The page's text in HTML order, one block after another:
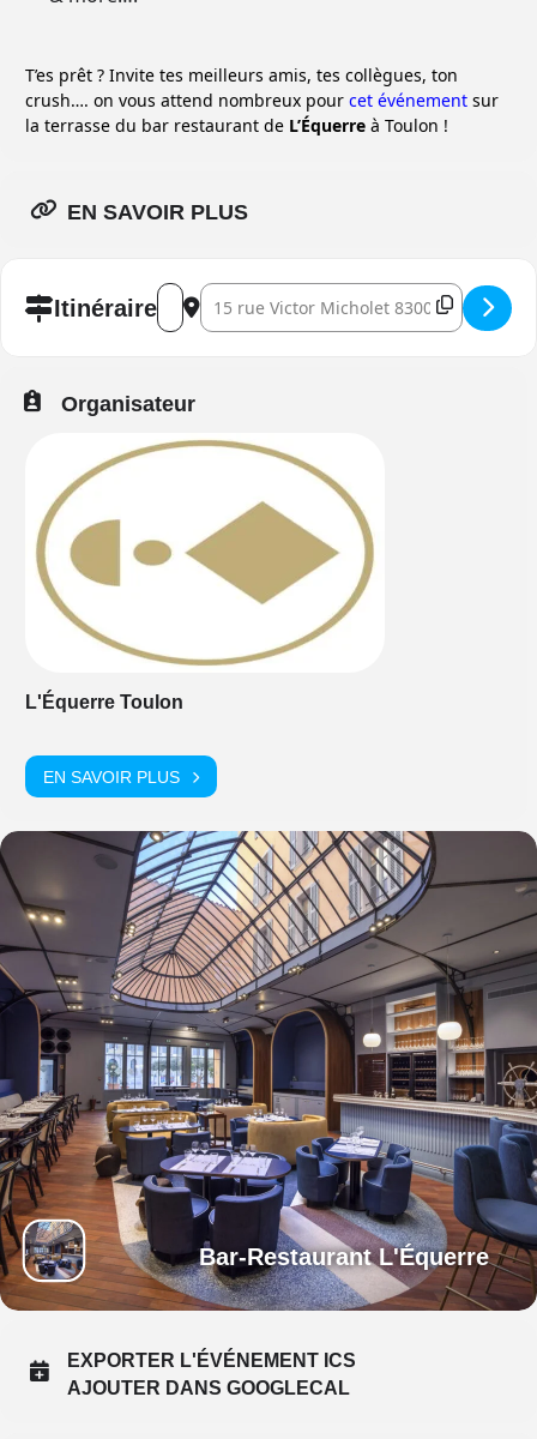
T’es prêt ? Invite tes meilleurs amis, tes collègues, ton
crush…. on vous attend nombreux pour cet événement sur
la terrasse du bar restaurant de L’Équerre à Toulon !
EN SAVOIR PLUS
ItinéraireAddress - L'OPEN AIR DE L'ÉQUERRE #2 []
Destination Address - L'OPEN AIR DE
Organisateur
L'Équerre Toulon
EN SAVOIR PLUS
Bar-Restaurant L'Équerre
EXPORTER L'ÉVÉNEMENT ICS
AJOUTER DANS GOOGLECAL